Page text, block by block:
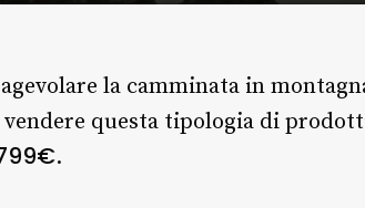
la camminata in
vendere questa tipologia di
.